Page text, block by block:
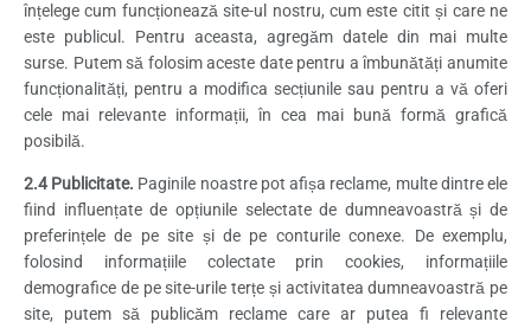
înțelege cum funcționează site-ul nostru, cum este citit și care ne
este publicul. Pentru aceasta, agregăm datele din mai multe
surse. Putem să folosim aceste date pentru a îmbunătăți anumite
funcționalități, pentru a modifica secțiunile sau pentru a vă oferi
cele mai relevante informații, în cea mai bună formă grafică
posibilă.
2.4 Publicitate. Paginile noastre pot afișa reclame, multe dintre ele
fiind influențate de opțiunile selectate de dumneavoastră și de
preferințele de pe site și de pe conturile conexe. De exemplu,
folosind informațiile colectate prin cookies, informațiile
demografice de pe site-urile terțe și activitatea dumneavoastră pe
site, putem să publicăm reclame care ar putea fi relevante